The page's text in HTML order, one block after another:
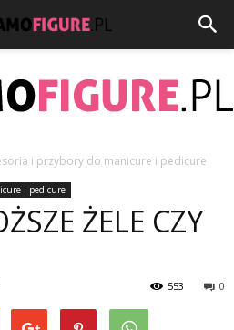
Dbamofigure.pl
i przybory do manicure i pedicure
i pedicure
ŻELE CZY
0
553